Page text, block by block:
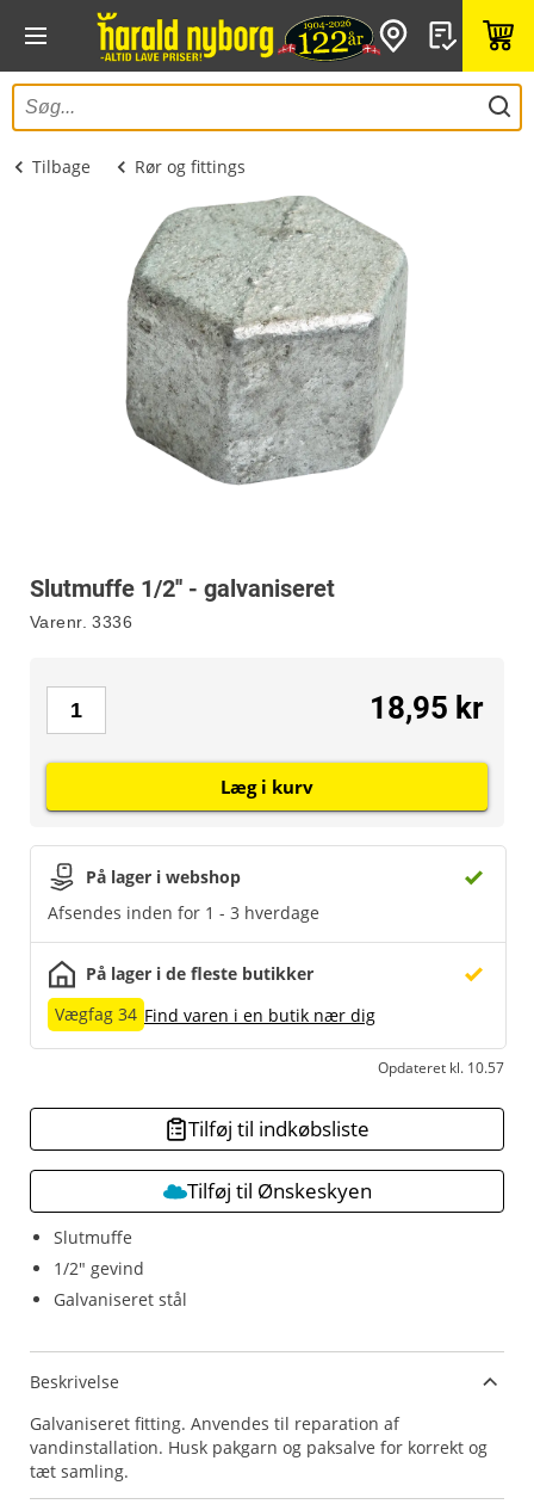
Tilbage Rør og fittings
Slutmuffe 1/2'' - galvaniseret
Varenr. 3336
Slutmuffe
1/2" gevind
Galvaniseret stål
På lager i webshop
Afsendes inden for 1 - 3 hverdage
På lager i de fleste butikker
Vægfag 34 Find varen i en butik nær dig
Opdateret kl. 10.57
18,95 kr
Læg i kurv
Tilføj til indkøbsliste
Tilføj til Ønskeskyen
Beskrivelse
Galvaniseret fitting. Anvendes til reparation af
vandinstallation. Husk pakgarn og paksalve for korrekt og
tæt samling.